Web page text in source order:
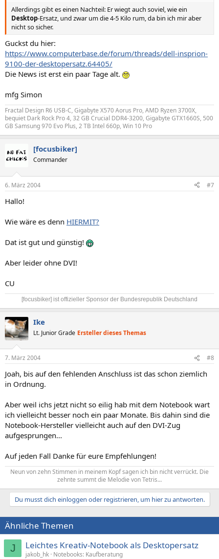
Allerdings gibt es einen Nachteil: Er wiegt auch soviel, wie ein
Desktop-Ersatz, und zwar um die 4-5 Kilo rum, da bin ich mir aber
nicht so sicher.
Guckst du hier:
https://www.computerbase.de/forum/threads/dell-insprion-
9100-der-desktopersatz.64405/
Die News ist erst ein paar Tage alt.
mfg Simon
Fractal Design R6 USB-C, Gigabyte X570 Aorus Pro, AMD Ryzen 3700X,
bequiet Dark Rock Pro 4, 32 GB Crucial DDR4-3200, Gigabyte GTX1660S, 500
GB Samsung 970 Evo Plus, 2 TB Intel 660p, Win 10 Pro
[focusbiker]
Commander
6. März 2004 #7
Hallo!
Wie wäre es denn HIERMIT?
Dat ist gut und günstig!
Aber leider ohne DVI!
CU
[focusbiker] ist offizieller Sponsor der Bundesrepublik Deutschland​
Ike
Lt. Junior Grade Ersteller dieses Themas
7. März 2004 #8
Joah, bis auf den fehlenden Anschluss ist das schon ziemlich
in Ordnung.
Aber weil ichs jetzt nicht so eilig hab mit dem Notebook wart
ich vielleicht besser noch ein paar Monate. Bis dahin sind die
Notebook-Hersteller vielleicht auch auf den DVI-Zug
aufgesprungen...
Auf jeden Fall Danke für eure Empfehlungen!
Neun von zehn Stimmen in meinem Kopf sagen ich bin nicht verrückt. Die
zehnte summt die Melodie von Tetris...​
Du musst dich einloggen oder registrieren, um hier zu antworten.
Ähnliche Themen
J Leichtes Kreativ-Notebook als Desktopersatz
jakob_hk Notebooks: Kaufberatung